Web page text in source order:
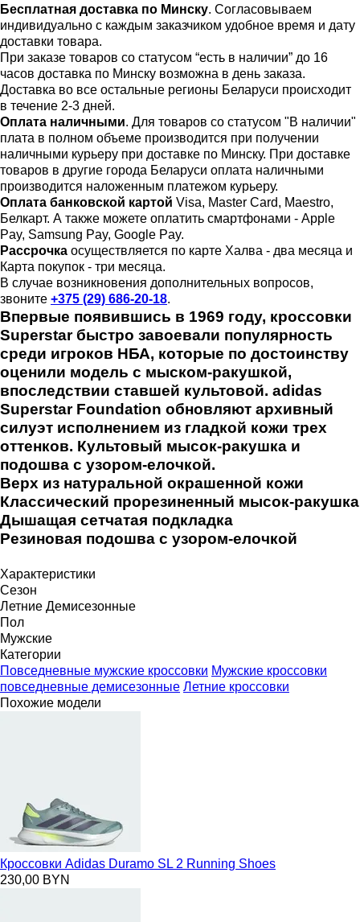
Бесплатная доставка по Минску. Согласовываем
индивидуально с каждым заказчиком удобное время и дату
доставки товара.
При заказе товаров со статусом “есть в наличии” до 16
часов доставка по Минску возможна в день заказа.
Доставка во все остальные регионы Беларуси происходит
в течение 2-3 дней.
Оплата наличными. Для товаров со статусом "В наличии"
плата в полном объеме производится при получении
наличными курьеру при доставке по Минску. При доставке
товаров в другие города Беларуси оплата наличными
производится наложенным платежом курьеру.
Оплата банковской картой Visa, Master Card, Maestro,
Белкарт. А также можете оплатить смартфонами - Apple
Pay, Samsung Pay, Google Pay.
Рассрочка осуществляется по карте Халва - два месяца и
Карта покупок - три месяца.
В случае возникновения дополнительных вопросов,
звоните +375 (29) 686-20-18.
Впервые появившись в 1969 году, кроссовки
Superstar быстро завоевали популярность
среди игроков НБА, которые по достоинству
оценили модель с мыском-ракушкой,
впоследствии ставшей культовой. adidas
Superstar Foundation обновляют архивный
силуэт исполнением из гладкой кожи трех
оттенков. Культовый мысок-ракушка и
подошва с узором-елочкой.
Верх из натуральной окрашенной кожи
Классический прорезиненный мысок-ракушка
Дышащая сетчатая подкладка
Резиновая подошва с узором-елочкой
Характеристики
Сезон
Летние Демисезонные
Пол
Мужские
Категории
Повседневные мужские кроссовки Мужские кроссовки
повседневные демисезонные Летние кроссовки
Похожие модели
Кроссовки Adidas Duramo SL 2 Running Shoes
230,00 BYN